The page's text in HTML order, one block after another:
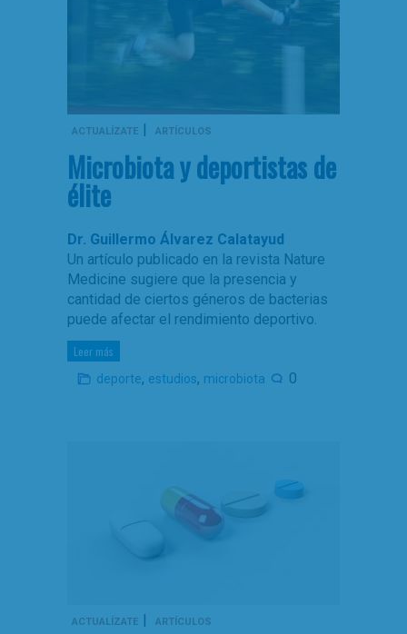
ACTUALÍZATE | ARTÍCULOS
Microbiota y deportistas de
élite
Dr. Guillermo Álvarez Calatayud
Un artículo publicado en la revista Nature
Medicine sugiere que la presencia y
cantidad de ciertos géneros de bacterias
puede afectar el rendimiento deportivo.
Leer más
deporte, estudios, microbiota 0
ACTUALÍZATE | ARTÍCULOS